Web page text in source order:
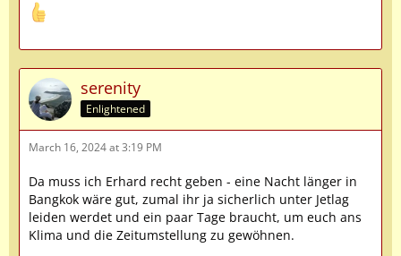
serenity
Enlightened
March 16, 2024 at 3:19 PM
Da muss ich Erhard recht geben - eine Nacht länger in
Bangkok wäre gut, zumal ihr ja sicherlich unter Jetlag
leiden werdet und ein paar Tage braucht, um euch ans
Klima und die Zeitumstellung zu gewöhnen.